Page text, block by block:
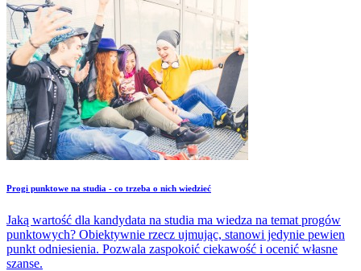
​Progi punktowe na studia - co trzeba o nich wiedzieć
Jaką wartość dla kandydata na studia ma wiedza na temat progów
punktowych? Obiektywnie rzecz ujmując, stanowi jedynie pewien
punkt odniesienia. Pozwala zaspokoić ciekawość i ocenić własne
szanse.